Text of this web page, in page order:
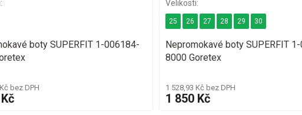
boty SUPERFIT 1-006184-
bez DPH
Nepromokavé boty SUPERFIT
8000 Goretex
1 528,93 Kč bez DPH
1 850 Kč
25 26 27 28 29 30